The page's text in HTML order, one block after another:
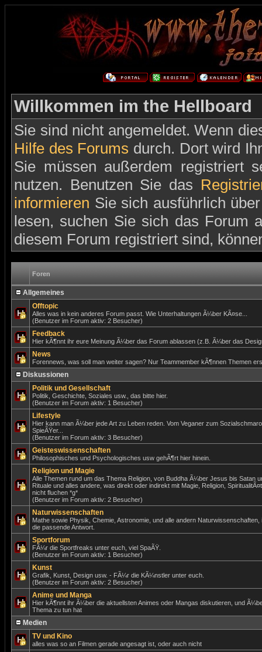
Willkommen im the Hellboard
Sie sind nicht angemeldet. Wenn
Hilfe des Forums durch. Dort wird
Sie müssen außerdem registriert
nutzen. Benutzen Sie das
informieren Sie sich ausführlich
lesen, suchen Sie sich das Forum
diesem Forum registriert sind,
Foren
Allgemeines
Offtopic
Alles was in kein anderes Forum passt. Wie Unterhaltungen Ã¼ber KÃ¤se...
(Benutzer im Forum aktiv: 2 Besucher)
Feedback
Hier kÃ¶nnt ihr eure Meinung Ã¼ber das Forum ablassen (z.B. Ã¼ber das
News
Forennews, was soll man weiter sagen? Nur Teammember kÃ¶nnen Themen
Diskussionen
Politik und Gesellschaft
Politik, Geschichte, Soziales usw., das bitte hier.
(Benutzer im Forum aktiv: 1 Besucher)
Lifestyle
Hier kann man Ã¼ber jede Art zu Leben reden. Vom Veganer zum
SpieÃŸer...
(Benutzer im Forum aktiv: 3 Besucher)
Geisteswissenschaften
Philosophisches und Psychologisches usw gehÃ¶rt hier hinein.
Religion und Magie
Alle Themen rund um das Thema Religion, von Buddha Ã¼ber Jesus bis Satan
Rituale und alles andere, was direkt oder indirekt mit Magie, Religion,
nicht fluchen *g*
(Benutzer im Forum aktiv: 2 Besucher)
Naturwissenschaften
Mathe sowie Physik, Chemie, Astronomie, und alle andern
die passende Antwort.
Sportforum
FÃ¼r die Sportfreaks unter euch, viel SpaÃŸ.
(Benutzer im Forum aktiv: 1 Besucher)
Kunst
Grafik, Kunst, Design usw. - FÃ¼r die KÃ¼nstler unter euch.
(Benutzer im Forum aktiv: 2 Besucher)
Anime und Manga
Hier kÃ¶nnt ihr Ã¼ber die aktuellsten Animes oder Mangas diskutieren, und
Thema zu tun hat
Medien
TV und Kino
alles was so an Filmen gerade angesagt ist, oder auch nicht